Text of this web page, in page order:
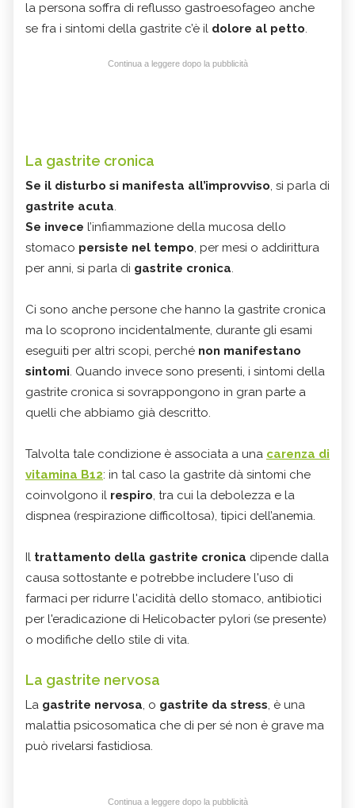
la persona soffra di reflusso gastroesofageo anche
se fra i sintomi della gastrite c’è il dolore al petto.
Continua a leggere dopo la pubblicità
La gastrite cronica
Se il disturbo si manifesta all’improvviso, si parla di
gastrite acuta.
Se invece l’infiammazione della mucosa dello
stomaco persiste nel tempo, per mesi o addirittura
per anni, si parla di gastrite cronica.
Ci sono anche persone che hanno la gastrite cronica
ma lo scoprono incidentalmente, durante gli esami
eseguiti per altri scopi, perché non manifestano
sintomi. Quando invece sono presenti, i sintomi della
gastrite cronica si sovrappongono in gran parte a
quelli che abbiamo già descritto.
Talvolta tale condizione è associata a una carenza di
vitamina B12: in tal caso la gastrite dà sintomi che
coinvolgono il respiro, tra cui la debolezza e la
dispnea (respirazione difficoltosa), tipici dell’anemia.
Il trattamento della gastrite cronica dipende dalla
causa sottostante e potrebbe includere l'uso di
farmaci per ridurre l'acidità dello stomaco, antibiotici
per l'eradicazione di Helicobacter pylori (se presente)
o modifiche dello stile di vita.
La gastrite nervosa
La gastrite nervosa, o gastrite da stress, è una
malattia psicosomatica che di per sé non è grave ma
può rivelarsi fastidiosa.
Continua a leggere dopo la pubblicità